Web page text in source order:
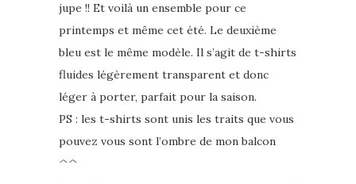
jupe !! Et voilà un ensemble pour ce
printemps et même cet été. Le deuxième
bleu est le même modèle. Il s’agit de t-shirts
fluides légèrement transparent et donc
léger à porter, parfait pour la saison.
PS : les t-shirts sont unis les traits que vous
pouvez vous sont l’ombre de mon balcon
^^